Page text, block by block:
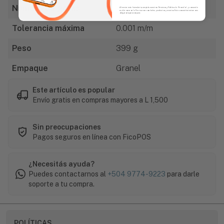
Número de gotas 3
Tolerancia máxima 0.001 m/m
Peso 399 g
Empaque Granel
Este artículo es popular
Envío gratis en compras mayores a L 1,500
Sin preocupaciones
Pagos seguros en línea con FicoPOS
¿Necesitás ayuda?
Puedes contactarnos al +504 9774-9223 para darle
soporte a tu compra.
Al enviar este formulario, aceptás nuestros Términos y Política de Privacidad, y consentís
recibir correos de Fierros con novedades, productos y eventos. Este consentimiento no es
obligatorio para comprar.